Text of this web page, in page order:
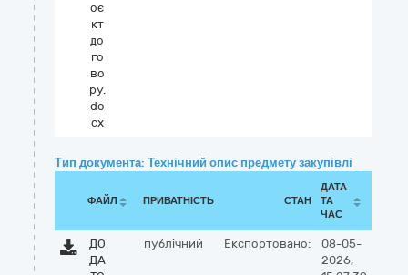
оє
кт
до
го
во
ру.
do
cx
Тип документа: Технічний опис предмету закупівлі
ФАЙЛ ПРИВАТНІСТЬ СТАН
ДАТА
ТА
ЧАС
ДО
ДА
публічний Експортовано:
08-05-
2026,